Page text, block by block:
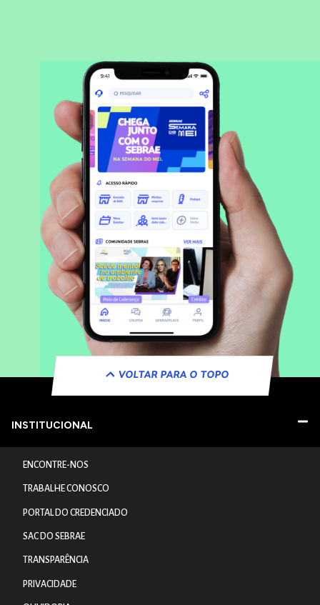
VOLTAR PARA O TOPO
INSTITUCIONAL
ENCONTRE-NOS
TRABALHE CONOSCO
PORTAL DO CREDENCIADO
SAC DO SEBRAE
TRANSPARÊNCIA
PRIVACIDADE